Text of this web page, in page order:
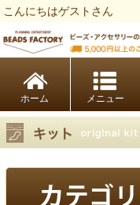
こんにちはゲストさん
ホーム